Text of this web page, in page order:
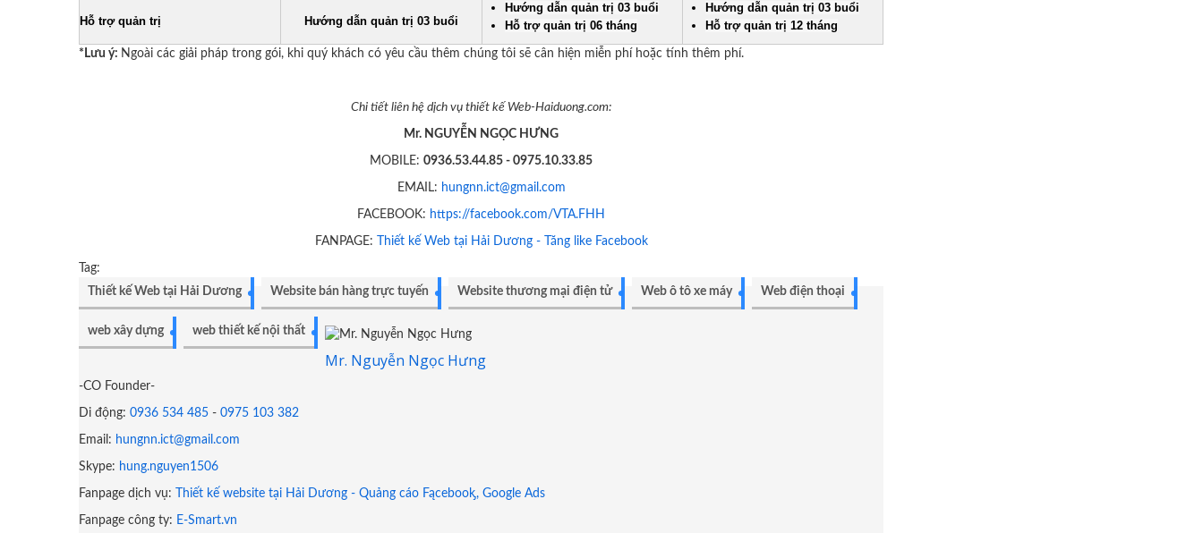
Hỗ trợ quản trị Hướng dẫn quản trị 03 buổi
Hướng dẫn quản trị 03 buổi
Hỗ trợ quản trị 06 tháng
Hướng dẫn quản trị 03 buổi
Hỗ trợ quản trị 12 tháng
*Lưu ý: Ngoài các giải pháp trong gói, khi quý khách có yêu cầu thêm chúng tôi sẽ cân hiện miễn phí hoặc tính thêm phí.
Chi tiết liên hệ dịch vụ thiết kế Web-Haiduong.com:
Mr. NGUYỄN NGỌC HƯNG
MOBILE:0936.53.44.85 - 0975.10.33.85
EMAIL: hungnn.ict@gmail.com
FACEBOOK: https://facebook.com/VTA.FHH
FANPAGE: Thiết kế Web tại Hải Dương - Tăng like Facebook
Tag:
Thiết kế Web tại Hải Dương
Website bán hàng trực tuyến Website thương mại điện tử Web ô tô xe máy Web điện thoại
web xây dựng web thiết kế nội thất
Mr. Nguyễn Ngọc Hưng
-CO Founder-
Di động: 0936 534 485 - 0975 103 382
Email: hungnn.ict@gmail.com
Skype: hung.nguyen1506
Fanpage dịch vụ: Thiết kế website tại Hải Dương - Quảng cáo Fącebooᶄ, Google Ads
Fanpage công ty: E-Smart.vn